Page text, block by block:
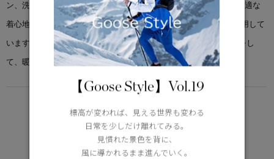
ン、洗練されたデザインディテールが特徴です。透湿性に優れた快適な
着心地とパフォーマンスを実現する、柔軟な3層構造の新素材を使用して
います。肌寒い日には、「クロフトン ジャケット」の上に重ね着をし
て、暖かさをプラスしましょう。
5°C / -5°C
アクティブな活動に適した軽さ
Learn more about TEI
【Goose Style】Vol.19
標高が変われば、見える世界も変わる
日常を少しだけ離れてみる。
見慣れた景色を背に、
風に導かれるまま進んでいく。